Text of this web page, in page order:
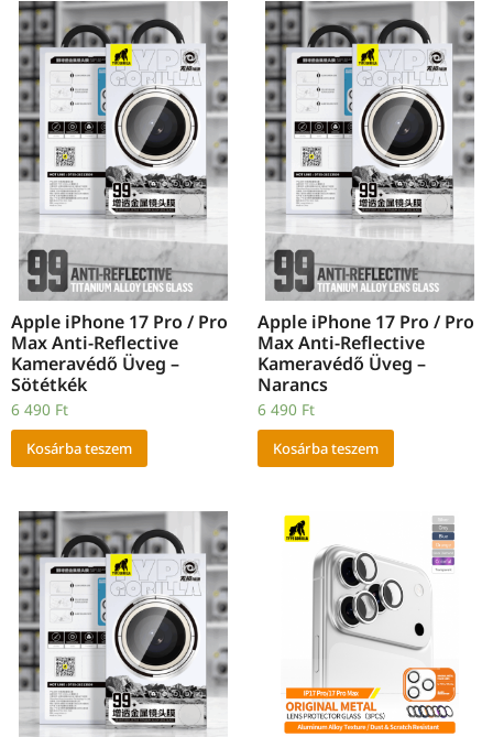
Apple iPhone 17 Pro / Pro
Max Anti-Reflective
Kameravédő Üveg –
Sötétkék
6 490 Ft
Kosárba teszem
Apple iPhone 17 Pro / Pro
Max Anti-Reflective
Kameravédő Üveg –
Narancs
6 490 Ft
Kosárba teszem